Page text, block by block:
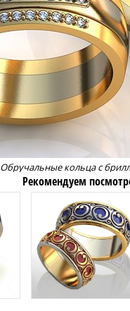
Обручальные кольца с
Рекомендуем